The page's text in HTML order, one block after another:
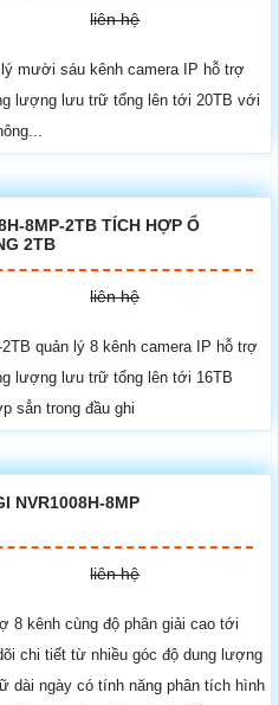
liên hệ
mười sáu kênh camera IP hỗ trợ
lượng lưu trữ tổng lên tới 20TB với
8MP-2TB TÍCH HỢP Ổ
2TB
liên hệ
quản lý 8 kênh camera IP hỗ trợ
lượng lưu trữ tổng lên tới 16TB
sẳn trong đầu ghi
NVR1008H-8MP
liên hệ
8 kênh cùng độ phân giải cao tới
chi tiết từ nhiều góc độ dung lượng
dài ngày có tính năng phân tích hình